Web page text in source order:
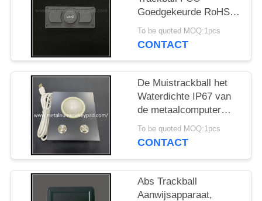
Goedgekeurde RoHS
van Aanwijsapparaatce
To be quoted MOQ:1pcs
CONTACT
De Muistrackball het
Waterdichte IP67 van
de metaalcomputer
Instelmechanisme van
de Metaalmuis
To be quoted MOQ:1pcs
CONTACT
Abs Trackball
Aanwijsapparaat,